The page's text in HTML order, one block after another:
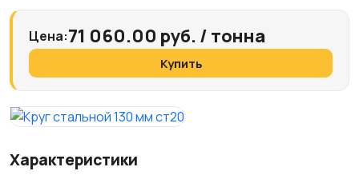
Цена:71 060.00 руб. / тонна
Купить
Характеристики